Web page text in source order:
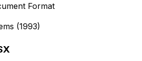
Format
(1993)